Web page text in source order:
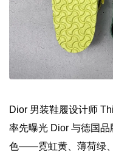
Dior 男装鞋履设计师
率先曝光 Dior 与德国
色——霓虹黄、薄荷绿、